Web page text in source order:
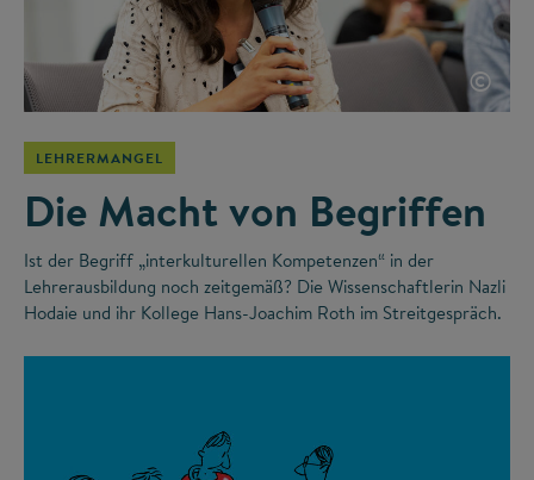
©
LEHRERMANGEL
Die Macht von Begriffen
Ist der Begriff „interkulturellen Kompetenzen“ in der
Lehrerausbildung noch zeitgemäß? Die Wissenschaftlerin Nazli
Hodaie und ihr Kollege Hans-Joachim Roth im Streitgespräch.